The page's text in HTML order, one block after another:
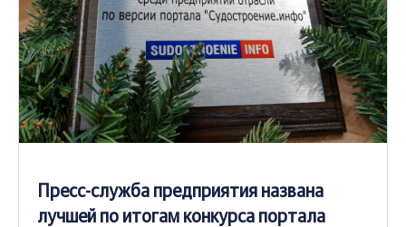
Пресс-служба предприятия названа
лучшей по итогам конкурса портала